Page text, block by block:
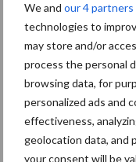
We and our 4 partners
technologies to
may store and/or
process the personal
browsing data, for
personalized ads and
effectiveness,
geolocation data, and
your consent will be
in